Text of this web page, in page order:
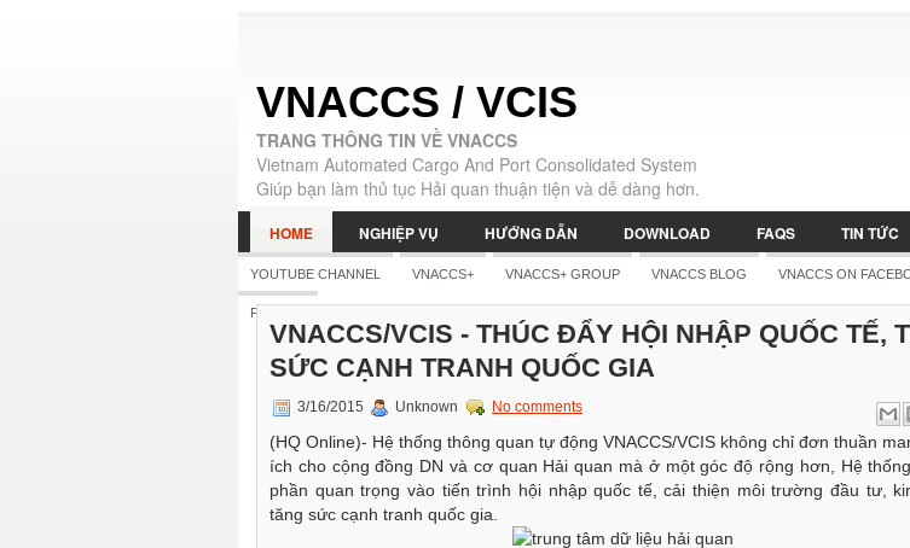
VNACCS / VCIS
TRANG THÔNG TIN VỀ VNACCS
Vietnam Automated Cargo And Port Consolidated System
Giúp bạn làm thủ tục Hải quan thuận tiện và dễ dàng hơn.
HOME NGHIỆP VỤ HƯỚNG DẪN DOWNLOAD FAQS TIN TỨC
|ENGLISH
YOUTUBE CHANNEL VNACCS+ VNACCS+ GROUP VNACCS BLOG VNACCS ON
FB PAGE
VNACCS/VCIS - THÚC ĐẨY HỘI NHẬP QUỐC TẾ,
SỨC CẠNH TRANH QUỐC GIA
3/16/2015 Unknown No comments
(HQ Online)- Hệ thống thông quan tự động VNACCS/VCIS không chỉ đơn thuần
ích cho cộng đồng DN và cơ quan Hải quan mà ở một góc độ rộng hơn, Hệ
phần quan trọng vào tiến trình hội nhập quốc tế, cải thiện môi trường đầu tư,
tăng sức cạnh tranh quốc gia.